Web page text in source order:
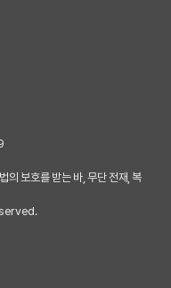
보호를 받는 바, 무단 전재, 복